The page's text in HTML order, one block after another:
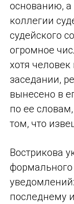
основанию,
коллегии
судейского
огромное
хотя
заседании,
вынесено в
по ее
том, что
Вострикова
формального
последнему